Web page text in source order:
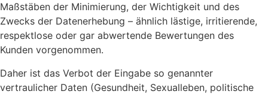
Maßstäben der Minimierung, der Wichtigkeit und des
Zwecks der Datenerhebung – ähnlich lästige, irritierende,
respektlose oder gar abwertende Bewertungen des
Kunden vorgenommen.
Daher ist das Verbot der Eingabe so genannter
vertraulicher Daten (Gesundheit, Sexualleben, politische